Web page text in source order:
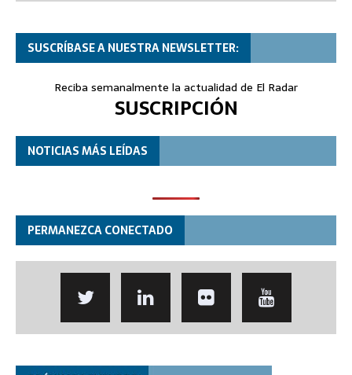
SUSCRÍBASE A NUESTRA NEWSLETTER:
Reciba semanalmente la actualidad de El Radar
SUSCRIPCIÓN
NOTICIAS MÁS LEÍDAS
PERMANEZCA CONECTADO